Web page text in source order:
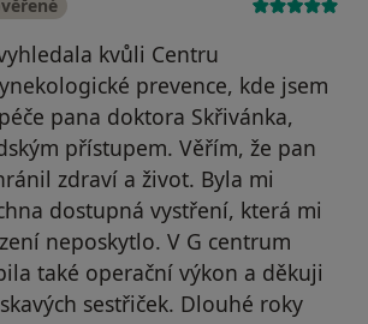
kvůli Centru
prevence, kde jsem
pana doktora Skřivánka,
přístupem. Věřím, že pan
zdraví a život. Byla mi
dostupná vystření, která mi
neposkytlo. V G centrum
také operační výkon a děkuji
sestřiček. Dlouhé roky